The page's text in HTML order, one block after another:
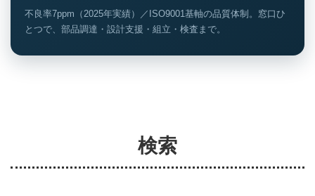
不良率7ppm（2025年実績）／ISO9001基軸の品質体制。窓口ひ
とつで、部品調達・設計支援・組立・検査まで。
検索